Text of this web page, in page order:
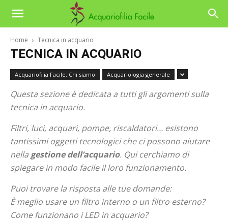
Home Tecnica in acquario
TECNICA IN ACQUARIO
Acquariofilia Facile: Chi siamo Acquariologia generale
Questa sezione è dedicata a tutti gli argomenti sulla
tecnica in acquario.
Filtri, luci, acquari, pompe, riscaldatori… esistono
tantissimi oggetti tecnologici che ci possono aiutare
nella gestione dell’acquario. Qui cerchiamo di
spiegare in modo facile il loro funzionamento.
Puoi trovare la risposta alle tue domande:
È meglio usare un filtro interno o un filtro esterno?
Come funzionano i LED in acquario?